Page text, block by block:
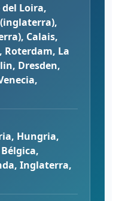
Loira,
Calais,
Roterdam, La
Dresden,
Hungria,
Inglaterra,